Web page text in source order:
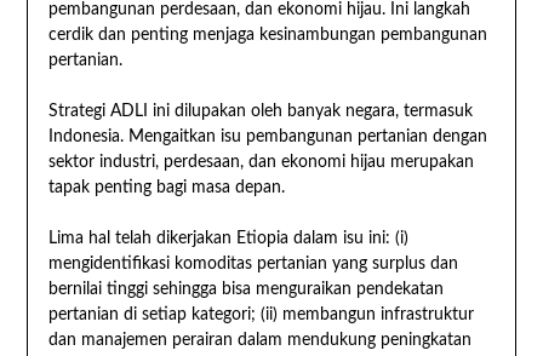
pembangunan perdesaan, dan ekonomi hijau. Ini langkah
cerdik dan penting menjaga kesinambungan pembangunan
pertanian.
Strategi ADLI ini dilupakan oleh banyak negara, termasuk
Indonesia. Mengaitkan isu pembangunan pertanian dengan
sektor industri, perdesaan, dan ekonomi hijau merupakan
tapak penting bagi masa depan.
Lima hal telah dikerjakan Etiopia dalam isu ini: (i)
mengidentifikasi komoditas pertanian yang surplus dan
bernilai tinggi sehingga bisa menguraikan pendekatan
pertanian di setiap kategori; (ii) membangun infrastruktur
dan manajemen perairan dalam mendukung peningkatan